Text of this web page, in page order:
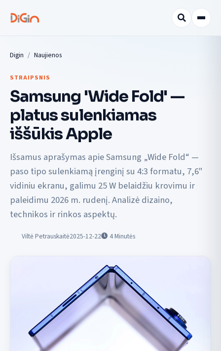
Digin Naujienos
STRAIPSNIS
Samsung 'Wide Fold' —
platus sulenkiamas
iššūkis Apple
Išsamus aprašymas apie Samsung „Wide Fold“ —
paso tipo sulenkiamą įrenginį su 4:3 formatu, 7,6"
vidiniu ekranu, galimu 25 W belaidžiu krovimu ir
paleidimu 2026 m. rudenį. Analizė dizaino,
technikos ir rinkos aspektų.
Viltė Petrauskaitė2025-12-22 4Minutės